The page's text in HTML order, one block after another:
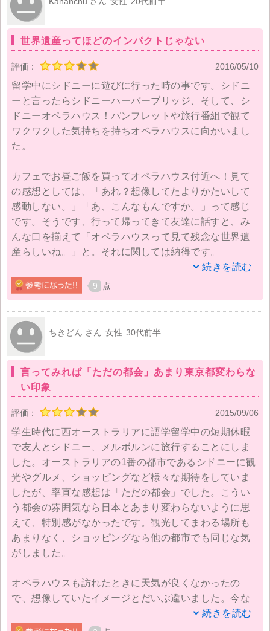
ては海があり、青空だったのでオペラハウスが映え、
コントラストが綺麗に撮れました。
世界遺産ってほどのインパクトじゃない
評価： 2016/05/10
留学中にシドニーに遊びに行った時の事です。シドニ
ーと言ったらシドニーハーバーブリッジ、そして、シ
ドニーオペラハウス！パンフレットや旅行番組で観て
ワクワクした気持ちを持ちオペラハウスに向かいまし
た。
カフェでお昼ご飯を買ってオペラハウス付近へ！見て
の感想としては、「あれ？想像してたよりかたいして
感動しない。」「あ、こんなもんですか。」って感じ
です。そうです、行って帰ってきて友達に話すと、み
んな口を揃えて「オペラハウスって見て残念な世界遺
産らしいね。」と。それに関しては納得です。
そこまでインパクトもなく、写真や映像を超えるわけ
でもなく、実際にオペラを観ようとしても高すぎて学
生じゃ観れないし。あそこは、お金持ちの方が行く場
所なんだなと実感しました。そして、オペラハウス付
近のベンチに座ってお昼を食べてると、鳥がうじゃう
じゃらいるのでいつ食べ物を狙われてもおかしくな
い。
せんね。落ち着いてお昼ご飯も食べれれませんでし
た。一応世界遺産なので見る分にはいいですが、感動
するほどでもないです。
続きを読む
9 点
ちきどん さん 女性 30代前半
言ってみれば「ただの都会」あまり東京都変わらな
い印象
評価： 2015/09/06
学生時代に西オーストラリアに語学留学中の短期休暇
で友人とシドニー、メルボルンに旅行することにしま
した。オーストラリアの1番の都市であるシドニーに観
光やグルメ、ショッピングなど様々な期待をしていま
したが、率直な感想は「ただの都会」でした。こうい
う都会の雰囲気なら日本とあまり変わらないように思
えて、特別感がなかったです。観光してまわる場所も
あまりなく、ショッピングなら他の都市でも同じな気
がしました。
オペラハウスも訪れたときに天気が良くなかったの
で、想像していたイメージとだいぶ違いました。今な
らもう少し楽しめるかもしれませんが、そのときには
「がっかり感」が先に出てしまって、また来ることは
続きを読む